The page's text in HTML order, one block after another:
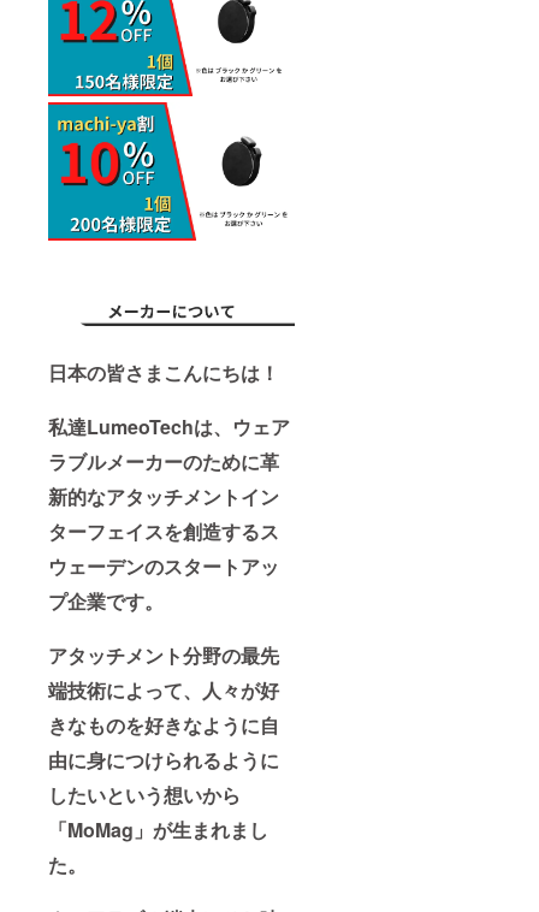
日本の皆さまこんにちは！
私達LumeoTechは、ウェア
ラブルメーカーのために革
新的なアタッチメントイン
ターフェイスを創造するス
ウェーデンのスタートアッ
プ企業です。
アタッチメント分野の最先
端技術によって、人々が好
きなものを好きなように自
由に身につけられるように
したいという想いから
「MoMag」が生まれまし
た。